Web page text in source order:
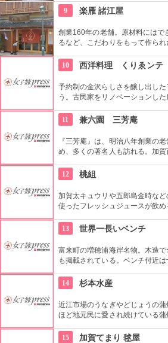
お散歩をしたい。この界隈に有
9 楽雁 諸江屋
創業160年の老舗。原材料にはで
るなど、こだわりをもって作られ
10
西洋料理 くりゑンテ
予約制の金沢らしさを醸し出し
う。古民家をリノベーションした
な記念日の時は、2階のVIP席を
ー共に3組限定なので、予約は早
11 兼六園 三芳庵
『三芳庵』は、明治八年創業の
め、多くの著名人も訪れる。加賀
くお抹茶は、格別。
12 桃組
加賀太キュウリや五郎島金時な
使ったフレッシュジュースが飲め
うため、毎月メニューが変わるの
13 世界一長いベンチ
富来町の増穂浦海岸名物。木造
も掲載されている。ベンチ付近は
り座って眺めよう。
14 杉本水産
近江市場のうなぎやどじょうの
ほど地元民に愛され続けている蒲
は売り切れのことも。
15 加賀てまり 毬屋